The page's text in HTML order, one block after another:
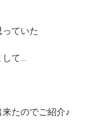
ていた
て...
たのでご紹介♪